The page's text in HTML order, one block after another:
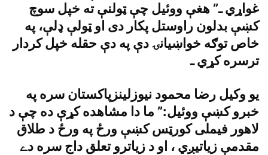
غواړي ـ” هغې ووئيل چې ټولنې ته خپل سوچ
کښې بدلون راوستل پکار دى او ټولې ډلې، په
خاص توګه خواښيانۍ دې په دې حقله خپل کردار
ترسره کړي ـ
يو وکيل رضا محمود نيوزلينزپاکستان سره په
خبرو کښې ووئيل:” ما دا مشاهده کړې ده چې د
لاهور فيملى کورټس کښې ورځ په ورځ د طلاق
مقدمې زياتيږي ، او د زياترو تعلق داج سره دے